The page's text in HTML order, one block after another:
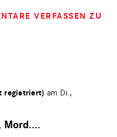
VERFASSEN ZU
registriert) am Di.,
Mord....